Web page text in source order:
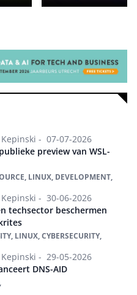
- 07-07-2026
preview van WSL-
LINUX, DEVELOPMENT,
- 30-06-2026
techsector beschermen
LINUX, CYBERSECURITY,
- 29-05-2026
DNS-AID